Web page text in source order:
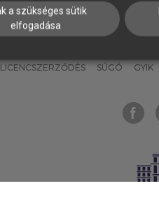
LICENCSZERZŐDÉS SÚGÓ GYIK
a szükséges sütik
elfogadása